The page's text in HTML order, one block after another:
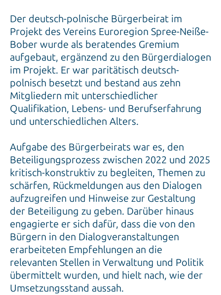
Der deutsch-polnische Bürgerbeirat im
Projekt des Vereins Euroregion Spree-Neiße-
Bober wurde als beratendes Gremium
aufgebaut, ergänzend zu den Bürgerdialogen
im Projekt. Er war paritätisch deutsch-
polnisch besetzt und bestand aus zehn
Mitgliedern mit unterschiedlicher
Qualifikation, Lebens- und Berufserfahrung
und unterschiedlichen Alters.
Aufgabe des Bürgerbeirats war es, den
Beteiligungsprozess zwischen 2022 und 2025
kritisch-konstruktiv zu begleiten, Themen zu
schärfen, Rückmeldungen aus den Dialogen
aufzugreifen und Hinweise zur Gestaltung
der Beteiligung zu geben. Darüber hinaus
engagierte er sich dafür, dass die von den
Bürgern in den Dialogveranstaltungen
erarbeiteten Empfehlungen an die
relevanten Stellen in Verwaltung und Politik
übermittelt wurden, und hielt nach, wie der
Umsetzungsstand aussah.